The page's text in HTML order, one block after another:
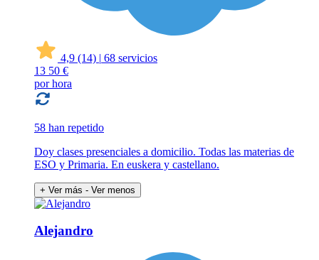
4,9 (14) | 68 servicios
13 50 €
por hora
58 han repetido
Doy clases presenciales a domicilio. Todas las materias de
ESO y Primaria. En euskera y castellano.
+ Ver más - Ver menos
Alejandro